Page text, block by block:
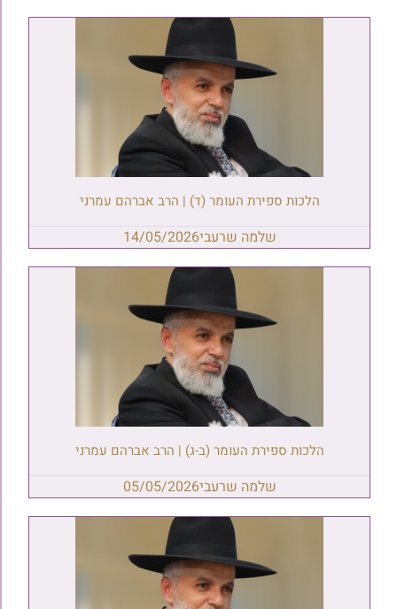
הלכות ספירת העומר (ד) | הרב אברהם עמרני
שלמה שרעבי14/05/2026
הלכות ספירת העומר (ב-ג) | הרב אברהם עמרני
שלמה שרעבי05/05/2026